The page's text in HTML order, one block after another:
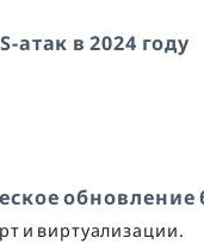
атак в 2024 году
обновление
и виртуализации.